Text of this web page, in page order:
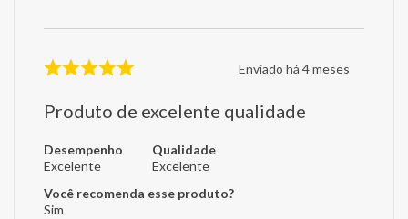
Enviado há 4 meses
Produto de excelente qualidade
Desempenho
Excelente
Qualidade
Excelente
Você recomenda esse produto?
Sim